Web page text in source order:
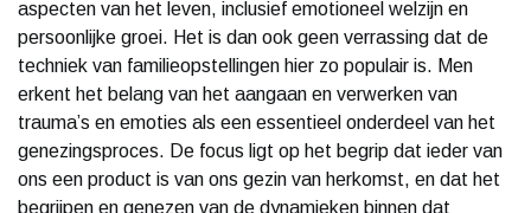
aspecten van het leven, inclusief emotioneel welzijn en
persoonlijke groei. Het is dan ook geen verrassing dat de
techniek van familieopstellingen hier zo populair is. Men
erkent het belang van het aangaan en verwerken van
trauma’s en emoties als een essentieel onderdeel van het
genezingsproces. De focus ligt op het begrip dat ieder van
ons een product is van ons gezin van herkomst, en dat het
begrijpen en genezen van de dynamieken binnen dat